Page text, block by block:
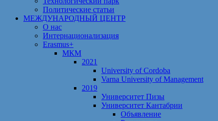
Политические статьи
МЕЖДУНАРОДНЫЙ ЦЕНТР
О нас
Интернационализация
Erasmus+
МКМ
2021
University of Cordoba
Varna University of Management
2019
Университет Пизы
Университет Кантабрии
Объявление